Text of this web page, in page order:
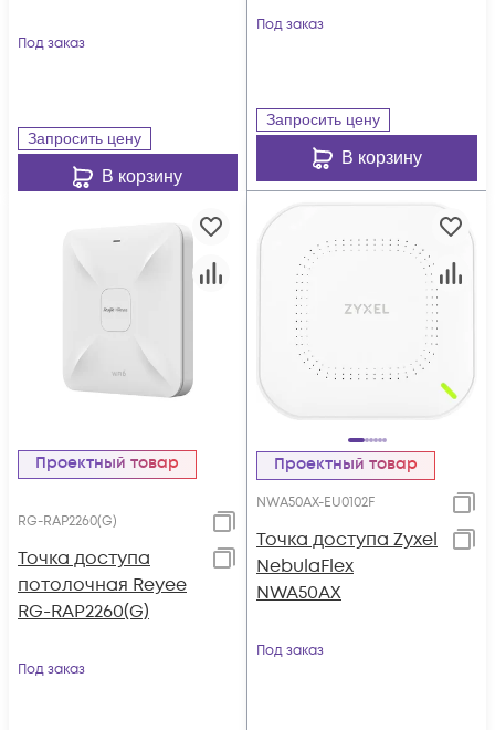
Под заказ
Запросить цену
В корзину
Под заказ
Запросить цену
В корзину
Проектный товар
RG-RAP2260(G)
Точка доступа
потолочная Reyee
RG-RAP2260(G)
Под заказ
Проектный товар
NWA50AX-EU0102F
Точка доступа Zyxel
NebulaFlex
NWA50AX
Под заказ